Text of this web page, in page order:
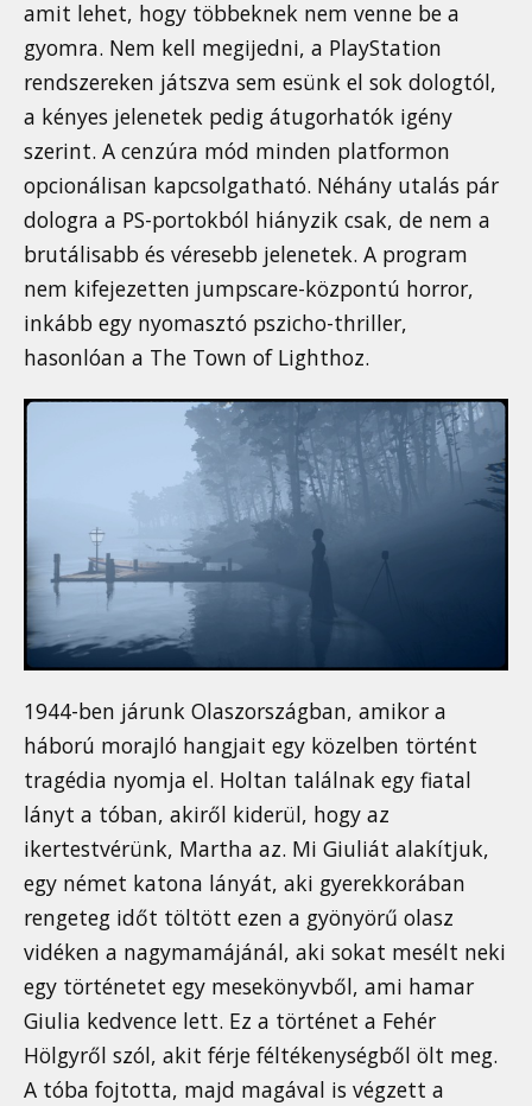
amit lehet, hogy többeknek nem venne be a
gyomra. Nem kell megijedni, a PlayStation
rendszereken játszva sem esünk el sok dologtól,
a kényes jelenetek pedig átugorhatók igény
szerint. A cenzúra mód minden platformon
opcionálisan kapcsolgatható. Néhány utalás pár
dologra a PS-portokból hiányzik csak, de nem a
brutálisabb és véresebb jelenetek. A program
nem kifejezetten jumpscare-központú horror,
inkább egy nyomasztó pszicho-thriller,
hasonlóan a The Town of Lighthoz.
1944-ben járunk Olaszországban, amikor a
háború morajló hangjait egy közelben történt
tragédia nyomja el. Holtan találnak egy fiatal
lányt a tóban, akiről kiderül, hogy az
ikertestvérünk, Martha az. Mi Giuliát alakítjuk,
egy német katona lányát, aki gyerekkorában
rengeteg időt töltött ezen a gyönyörű olasz
vidéken a nagymamájánál, aki sokat mesélt neki
egy történetet egy mesekönyvből, ami hamar
Giulia kedvence lett. Ez a történet a Fehér
Hölgyről szól, akit férje féltékenységből ölt meg.
A tóba fojtotta, majd magával is végzett a